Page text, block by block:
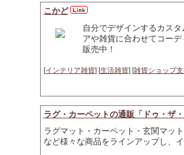
こかど
自分でデザインするカス
アや雑貨に合わせてコー
販売中！
[インテリア雑貨] [生活雑貨] [雑貨ショップ
ラグ・カーペットの通販「ドゥ・ザ・
ラグマット・カーペット・玄関マッ
など様々な商品をラインアップし、